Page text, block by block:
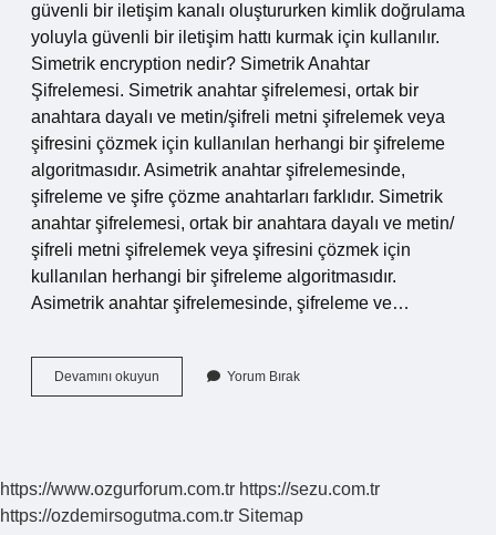
güvenli bir iletişim kanalı oluştururken kimlik doğrulama
yoluyla güvenli bir iletişim hattı kurmak için kullanılır.
Simetrik encryption nedir? Simetrik Anahtar
Şifrelemesi. Simetrik anahtar şifrelemesi, ortak bir
anahtara dayalı ve metin/şifreli metni şifrelemek veya
şifresini çözmek için kullanılan herhangi bir şifreleme
algoritmasıdır. Asimetrik anahtar şifrelemesinde,
şifreleme ve şifre çözme anahtarları farklıdır. Simetrik
anahtar şifrelemesi, ortak bir anahtara dayalı ve metin/
şifreli metni şifrelemek veya şifresini çözmek için
kullanılan herhangi bir şifreleme algoritmasıdır.
Asimetrik anahtar şifrelemesinde, şifreleme ve…
Devamını okuyun Asimetrik
Encryption
Yorum Bırak
https://www.ozgurforum.com.tr https://sezu.com.tr
https://ozdemirsogutma.com.tr Sitemap